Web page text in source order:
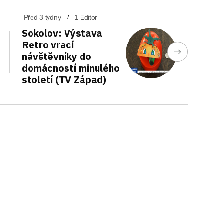
Před 3 týdny 1 Editor
Sokolov: Výstava
Retro vrací
návštěvníky do
domácností minulého
století (TV Západ)